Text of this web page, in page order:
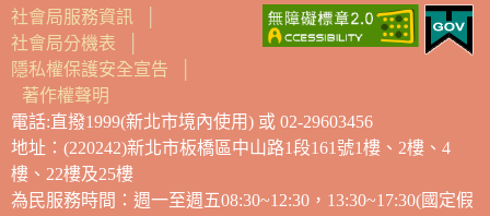
社會局服務資訊
社會局分機表
隱私權保護安全宣告
著作權聲明
電話:直撥1999(新北市境內使用) 或 02-29603456
地址：(220242)新北市板橋區中山路1段161號1樓、2樓、4
樓、22樓及25樓
為民服務時間：週一至週五08:30~12:30，13:30~17:30(國定假